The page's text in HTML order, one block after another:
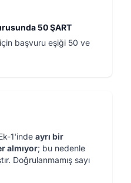
50 ŞART
için başvuru eşiği 50 ve
1'inde ayrı bir
almıyor; bu nedenle
Doğrulanmamış sayı